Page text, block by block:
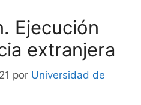
Ejecución
extranjera
por Universidad de